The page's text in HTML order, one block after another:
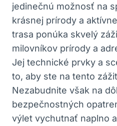
jedinečnú možnosť na
krásnej prírody a
trasa ponúka skvelý
milovníkov prírody a
Jej technické prvky a
to, aby ste na tento
Nezabudnite však na
bezpečnostných
výlet vychutnať naplno